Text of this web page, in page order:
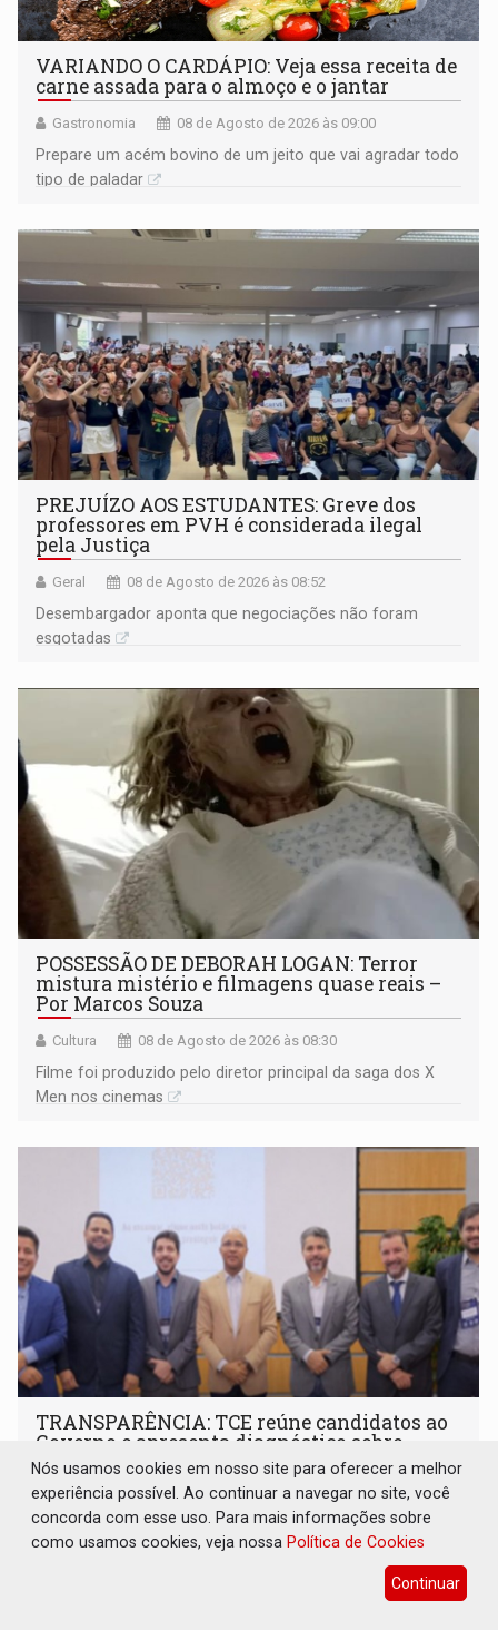
VARIANDO O CARDÁPIO: Veja essa receita de
carne assada para o almoço e o jantar
Gastronomia 08 de Agosto de 2026 às 09:00
Prepare um acém bovino de um jeito que vai agradar todo
tipo de paladar
PREJUÍZO AOS ESTUDANTES: Greve dos
professores em PVH é considerada ilegal
pela Justiça
Geral 08 de Agosto de 2026 às 08:52
Desembargador aponta que negociações não foram
esgotadas
POSSESSÃO DE DEBORAH LOGAN: Terror
mistura mistério e filmagens quase reais –
Por Marcos Souza
Cultura 08 de Agosto de 2026 às 08:30
Filme foi produzido pelo diretor principal da saga dos X
Men nos cinemas
TRANSPARÊNCIA: TCE reúne candidatos ao
Governo e apresenta diagnóstico sobre
Rondônia
Eleições 2026 08 de Agosto de 2026 às 08:15
A proposta foi colocar à disposição dos postulantes
informações produzidas pelo controle externo
Nós usamos cookies em nosso site para oferecer a melhor
experiência possível. Ao continuar a navegar no site, você
concorda com esse uso. Para mais informações sobre
como usamos cookies, veja nossa Política de Cookies
Continuar